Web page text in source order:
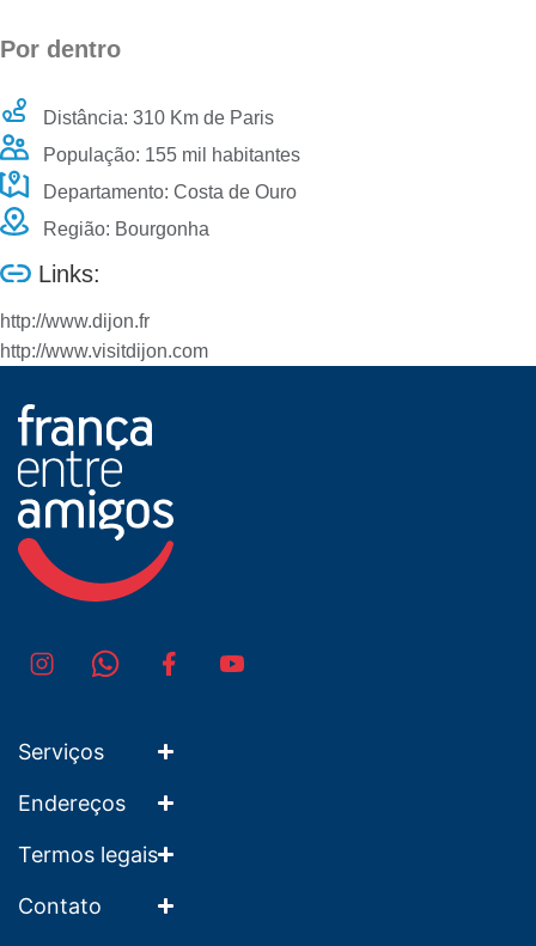
Por dentro
Distância: 310 Km de Paris
População: 155 mil habitantes
Departamento: Costa de Ouro
Região: Bourgonha
Links:
http://www.dijon.fr
http://www.visitdijon.com
Serviços
Endereços
Termos legais
Contato